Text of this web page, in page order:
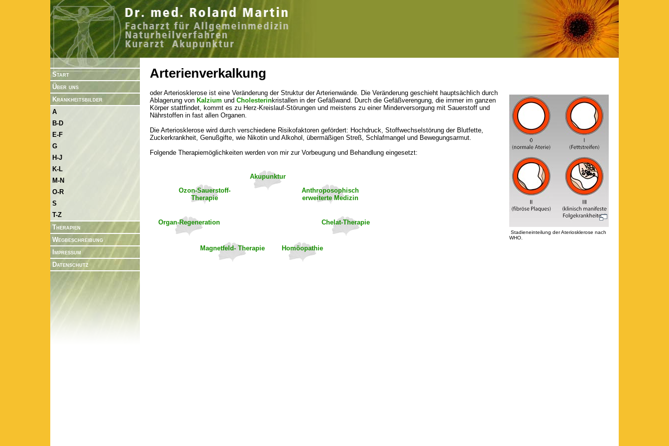
Start
Über uns
Krankheitsbilder
A
B-D
E-F
G
H-J
K-L
M-N
O-R
S
T-Z
Therapien
Wegbeschreibung
Impressum
Datenschutz
Arterienverkalkung
Stadieneinteilung der Ateriosklerose nach
WHO.
oder Arteriosklerose ist eine Veränderung der Struktur der Arterienwände. Die Veränderung geschieht hauptsächlich durch
Ablagerung von Kalzium und Cholesterinkristallen in der Gefäßwand. Durch die Gefäßverengung, die immer im ganzen
Körper stattfindet, kommt es zu Herz-Kreislauf-Störungen und meistens zu einer Minderversorgung mit Sauerstoff und
Nährstoffen in fast allen Organen.
Die Arteriosklerose wird durch verschiedene Risikofaktoren gefördert: Hochdruck, Stoffwechselstörung der Blutfette,
Zuckerkrankheit, Genußgifte, wie Nikotin und Alkohol, übermäßigen Streß, Schlafmangel und Bewegungsarmut.
Folgende Therapiemöglichkeiten werden von mir zur Vorbeugung und Behandlung eingesetzt:
Akupunktur
Anthroposophisch
erweiterte Medizin
Chelat-Therapie
Homöopathie
Magnetfeld- Therapie
Organ-Regeneration
Ozon-Sauerstoff-
Therapie